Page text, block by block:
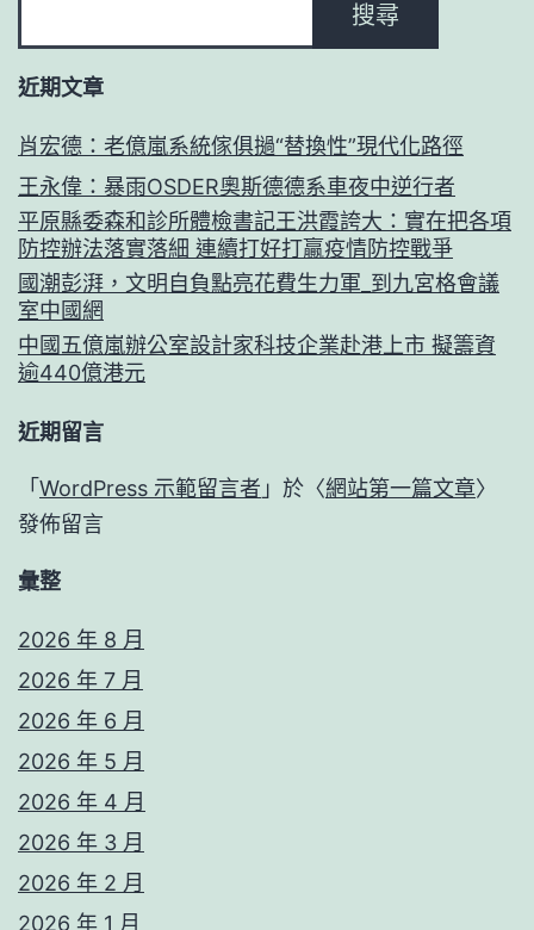
搜尋
近期文章
肖宏德：老億嵐系統傢俱撾“替換性”現代化路徑
王永偉：暴雨OSDER奧斯德德系車夜中逆行者
平原縣委森和診所體檢書記王洪霞誇大：實在把各項
防控辦法落實落細 連續打好打贏疫情防控戰爭
國潮彭湃，文明自負點亮花費生力軍_到九宮格會議
室中國網
中國五億嵐辦公室設計家科技企業赴港上市 擬籌資
逾440億港元
近期留言
「 WordPress 示範留言者 」於〈網站第一篇文章〉
發佈留言
彙整
2026 年 8 月
2026 年 7 月
2026 年 6 月
2026 年 5 月
2026 年 4 月
2026 年 3 月
2026 年 2 月
2026 年 1 月